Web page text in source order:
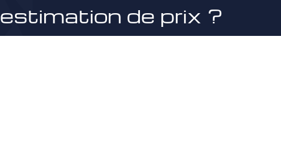
estimation de prix ?